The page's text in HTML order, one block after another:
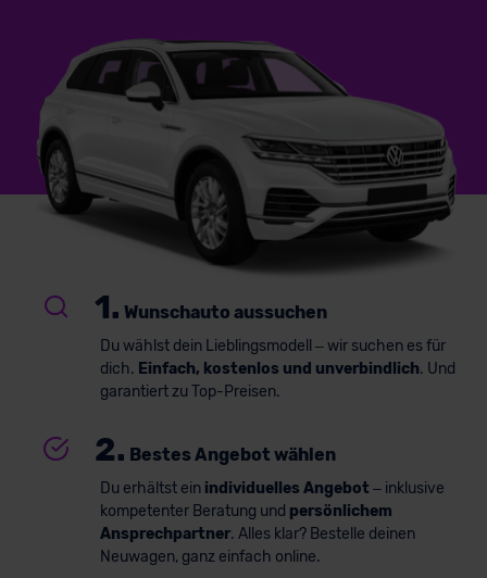
1. Wunschauto aussuchen
Du wählst dein Lieblingsmodell – wir suchen es für
dich. Einfach, kostenlos und unverbindlich. Und
garantiert zu Top-Preisen.
2. Bestes Angebot wählen
Du erhältst ein individuelles Angebot – inklusive
kompetenter Beratung und persönlichem
Ansprechpartner. Alles klar? Bestelle deinen
Neuwagen, ganz einfach online.